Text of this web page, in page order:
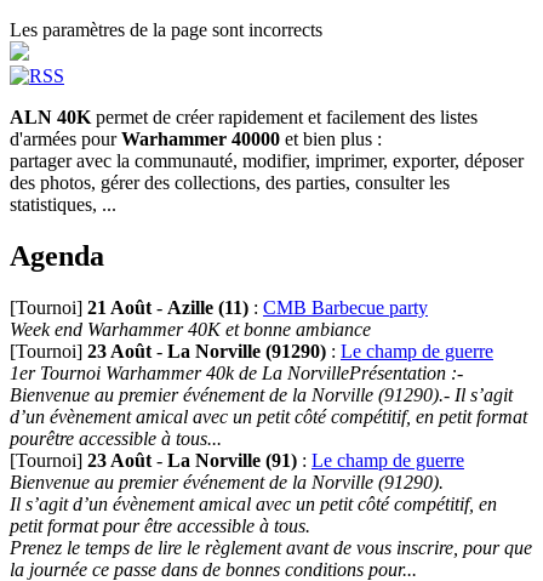
Les paramètres de la page sont incorrects
ALN 40K permet de créer rapidement et facilement des listes
d'armées pourWarhammer 40000 et bien plus :
partager avec la communauté, modifier, imprimer, exporter, déposer
des photos, gérer des collections, des parties, consulter les
statistiques, ...
Agenda
[Tournoi] 21 Août - Azille (11) : CMB Barbecue party
Week end Warhammer 40K et bonne ambiance
[Tournoi] 23 Août - La Norville (91290) : Le champ de guerre
1er Tournoi Warhammer 40k de La NorvillePrésentation :-
Bienvenue au premier événement de la Norville (91290).- Il s’agit
d’un évènement amical avec un petit côté compétitif, en petit format
pourêtre accessible à tous...
[Tournoi] 23 Août - La Norville (91) : Le champ de guerre
Bienvenue au premier événement de la Norville (91290).
Il s’agit d’un évènement amical avec un petit côté compétitif, en
petit format pour être accessible à tous.
Prenez le temps de lire le règlement avant de vous inscrire, pour que
la journée ce passe dans de bonnes conditions pour...